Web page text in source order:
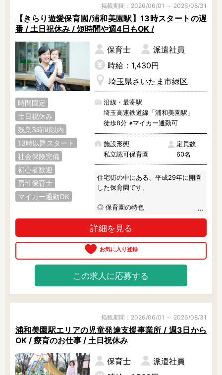
あります。仕事帰りのお買い物も便
利な立地です。
ブランクのある方、子育て中の方、
正規職勤務を検討されている方な
ど、働き方は多様に相談できます。
お気軽に問い合わせください！
掲載期間：2026/06/01 ～ 2026/08/31
【きらり遊愛保育園/浦和美園駅】13時スタートの遅
番 / 土日祝休み / 短時間や週4日もOK /
時間固定
土日祝休み
残業3時間以内
13時以降スタート
社会保険完備
初心者歓迎
男性保育士
マイカー通勤OK
保育士
派遣社員
時給：1,430円
埼玉県さいたま市緑区
沿線・最寄駅
埼玉高速鉄道線「浦和美園駅」
徒歩8分 ※マイカー通勤可
施設形態
私立認可保育園
定員数
60名
住宅街の中にある、平成29年に開園
した保育園です。
◎ 保育園の特色
見守る保育を実践されています。
子どもたちが主体的に遊びを選択で
きるよう、保育室には絵本やおまま
ごとなどの各コーナーが配置されて
います。
また、幼児クラスは異年齢児交流が
盛んです。
◎ アクセスについて
あります。仕事帰りのお買い物も便
利な立地です。
ブランクのある方、子育て中の方、
正規職勤務を検討されている方な
ど、働き方は多様に相談できます。
詳細を見る
この求人に応募する
掲載期間：2026/06/01 ～ 2026/08/31
浦和美園駅エリアの児童発達支援事業所 / 週3日から
OK / 療育のお仕事 / 土日祝休み
保育士
派遣社員